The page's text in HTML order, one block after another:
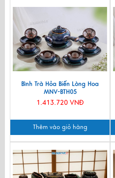
Bình Trà Hỏa Biến Lòng Hoa
MNV-BTH05
1.413.720 VNĐ
Thêm vào giỏ hàng